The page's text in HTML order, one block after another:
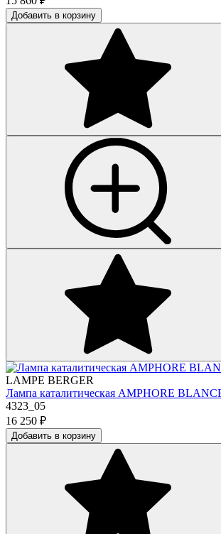
Добавить в корзину
LAMPE BERGER
Лампа каталитическая AMPHORE
4323_05
16 250 ₽
Добавить в корзину